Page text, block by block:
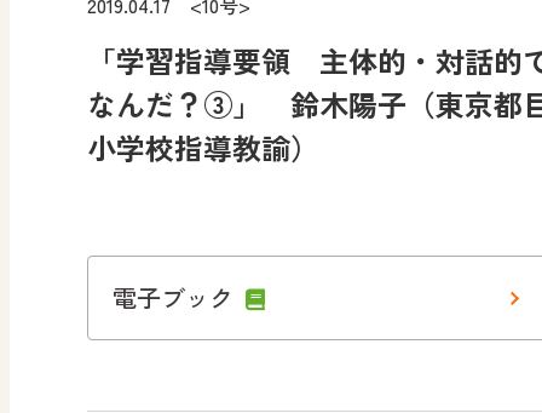
「学習指導要領 主体的・対話的
なんだ？③」 鈴木陽子（東京都
小学校指導教諭）
電子ブック